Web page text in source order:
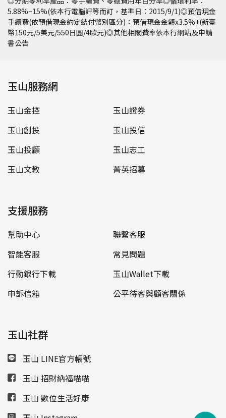
5.88%~15%(依本行電腦評等而訂，基準日：2015/9/1)◎預借現金
手續費(依預借現金約定結付幣別區分)：預借現金金額x3.5%+(新臺
幣150元/5美元/550日圓/4歐元)◎其他相關費率依本行網站及申請
書公告
玉山服務網
玉山金控
玉山證券
玉山創投
玉山投信
玉山投顧
玉山志工
玉山文教
菁英招募
支援服務
幫助中心
聯繫客服
智能客服
常見問題
行動銀行下載
玉山Wallet下載
申訴信箱
公平待客與顧客關係
玉山社群
玉山 LINE官方帳號
玉山 招財納福喵喵
玉山 數位生活好康